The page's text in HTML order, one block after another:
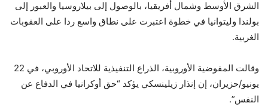
الشرق الأوسط وشمال أفريقيا، بالوصول إلى بيلاروسيا والعبور إلى
بولندا وليتوانيا في خطوة اعتبرت على نطاق واسع ردا على العقوبات
الغربية.
وقالت المفوضية الأوروبية، الذراع التنفيذية للاتحاد الأوروبي، في 22
يونيو/حزيران، إن إنذار زيلينسكي يؤكد “حق أوكرانيا في الدفاع عن
النفس”.